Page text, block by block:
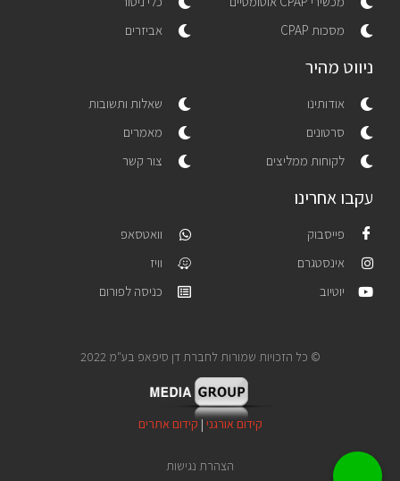
מסכות CPAP
אביזרים
ניווט מהיר
אודותינו
סרטונים
לקוחות ממליצים
שאלות ותשובות
מאמרים
צור קשר
עקבו אחרינו
פייסבוק
אינסטגרם
יוטיוב
וואטסאפ
וויז
כניסה לפורום
© כל הזכויות שמורות לחברת דן סיפאפ בע"מ 2022
קידום אורגני | קידום אתרים
הצהרת נגישות